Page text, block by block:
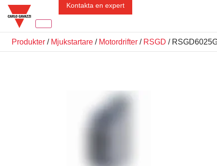
Kontakta en expert
Produkter / Mjukstartare / Motordrifter / RSGD /